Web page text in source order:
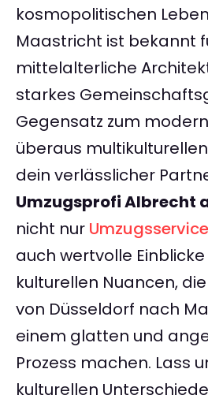
kosmopolitischen
Maastricht ist bekannt
mittelalterliche
starkes
Gegensatz zum
überaus
dein verlässlicher
Umzugsprofi Albrecht
nicht nur
auch wertvolle Einblicke
kulturellen Nuancen,
von Düsseldorf nach
einem glatten und
Prozess machen. Lass
kulturellen